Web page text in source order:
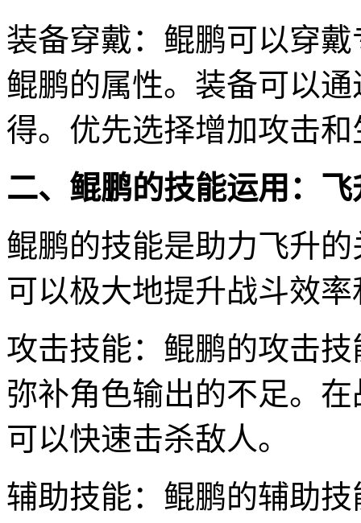
装备穿戴：鲲鹏可以穿
鲲鹏的属性。装备可以
得。优先选择增加攻击
二、鲲鹏的技能运用：
鲲鹏的技能是助力飞升
可以极大地提升战斗效
攻击技能：鲲鹏的攻击
弥补角色输出的不足。
可以快速击杀敌人。
辅助技能：鲲鹏的辅助